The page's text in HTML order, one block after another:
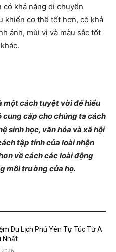
có khả năng di chuyển
khiển cơ thể tốt hơn, có khả
ảnh, mùi vị và màu sắc tốt
một cách tuyệt vời để hiểu
cung cấp cho chúng ta cách
sinh học, văn hóa và xã hội
tập tính của loài nhện
về cách các loài động
môi trường của họ.
Du Lịch Phú Yên Tự Túc Từ A
Nhất